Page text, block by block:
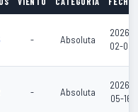
- Absoluta
2026-
02-08
- Absoluta
2026-
05-16